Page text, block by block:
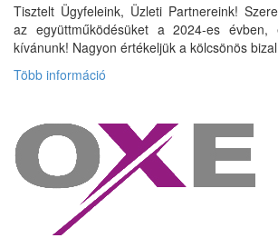
Tisztelt Ügyfeleink, Üzleti Partnereink!
az együttműködésüket a 2024-es
kívánunk! Nagyon értékeljük a kölcsönös
Több információ